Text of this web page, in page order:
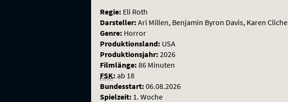
Regie: Eli Roth
Darsteller: Ari Millen, Benjamin Byron Davis, Karen Cliche
Genre: Horror
Produktionsland: USA
Produktionsjahr: 2026
Filmlänge: 86 Minuten
FSK: ab 18
Bundesstart: 06.08.2026
Spielzeit: 1. Woche